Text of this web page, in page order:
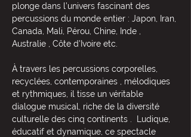
plonge dans l’univers fascinant des
percussions du monde entier : Japon, Iran,
Canada, Mali, Pérou, Chine, Inde ,
Australie , Côte d'Ivoire etc.
À travers les percussions corporelles,
recyclées, contemporaines , mélodiques
et rythmiques, il tisse un véritable
dialogue musical, riche de la diversité
culturelle des cinq continents .  Ludique,
éducatif et dynamique, ce spectacle